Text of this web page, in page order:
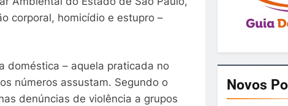
corporal, homicídio e estupro –
doméstica – aquela praticada no
números assustam. Segundo o
denúncias de violência a grupos
Novos